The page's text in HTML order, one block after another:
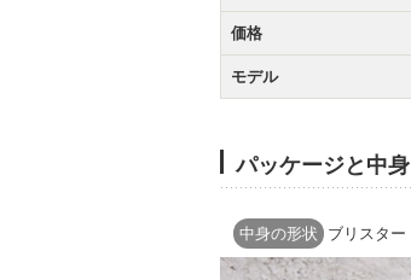
価格
モデル
パッケージと中身
中身の形状 ブリスター